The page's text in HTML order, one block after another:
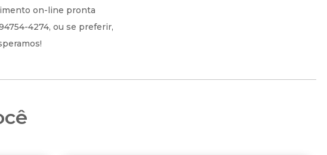
on-line pronta
4274, ou se preferir,